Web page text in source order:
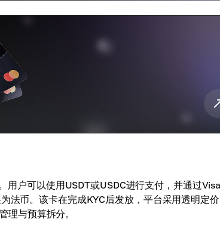
用户可以使用USDT或USDC进行支付，并通过
法币。该卡在完成KYC后发放，平台采用透明定
理与预算拆分。